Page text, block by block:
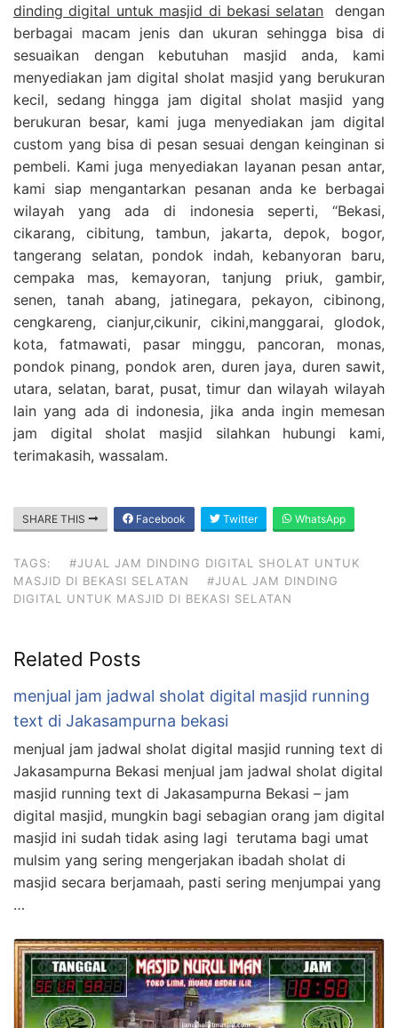
dinding digital untuk masjid di bekasi selatan dengan
berbagai macam jenis dan ukuran sehingga bisa di
sesuaikan dengan kebutuhan masjid anda, kami
menyediakan jam digital sholat masjid yang berukuran
kecil, sedang hingga jam digital sholat masjid yang
berukuran besar, kami juga menyediakan jam digital
custom yang bisa di pesan sesuai dengan keinginan si
pembeli. Kami juga menyediakan layanan pesan antar,
kami siap mengantarkan pesanan anda ke berbagai
wilayah yang ada di indonesia seperti, “Bekasi,
cikarang, cibitung, tambun, jakarta, depok, bogor,
tangerang selatan, pondok indah, kebanyoran baru,
cempaka mas, kemayoran, tanjung priuk, gambir,
senen, tanah abang, jatinegara, pekayon, cibinong,
cengkareng, cianjur,cikunir, cikini,manggarai, glodok,
kota, fatmawati, pasar minggu, pancoran, monas,
pondok pinang, pondok aren, duren jaya, duren sawit,
utara, selatan, barat, pusat, timur dan wilayah wilayah
lain yang ada di indonesia, jika anda ingin memesan
jam digital sholat masjid silahkan hubungi kami,
terimakasih, wassalam.
SHARE THIS Facebook Twitter WhatsApp
TAGS:
#JUAL JAM DINDING DIGITAL SHOLAT UNTUK
MASJID DI BEKASI SELATAN
#JUAL JAM DINDING
DIGITAL UNTUK MASJID DI BEKASI SELATAN
Related Posts
menjual jam jadwal sholat digital masjid running
text di Jakasampurna bekasi
menjual jam jadwal sholat digital masjid running text di
Jakasampurna Bekasi menjual jam jadwal sholat digital
masjid running text di Jakasampurna Bekasi – jam
digital masjid, mungkin bagi sebagian orang jam digital
masjid ini sudah tidak asing lagi terutama bagi umat
mulsim yang sering mengerjakan ibadah sholat di
masjid secara berjamaah, pasti sering menjumpai yang
…